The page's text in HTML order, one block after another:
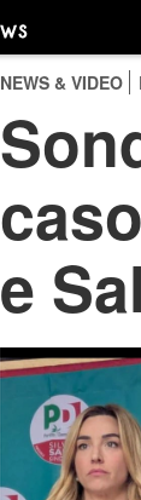
NEWS & VIDEO
e